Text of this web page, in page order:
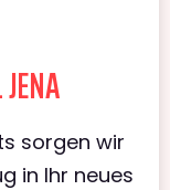
sorgen wir
in Ihr neues